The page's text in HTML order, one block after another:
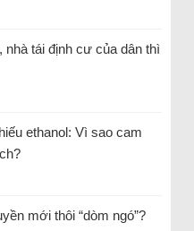
nhà tái định cư của dân thì
ethanol: Vì sao cam
mới thôi “dòm ngó”?